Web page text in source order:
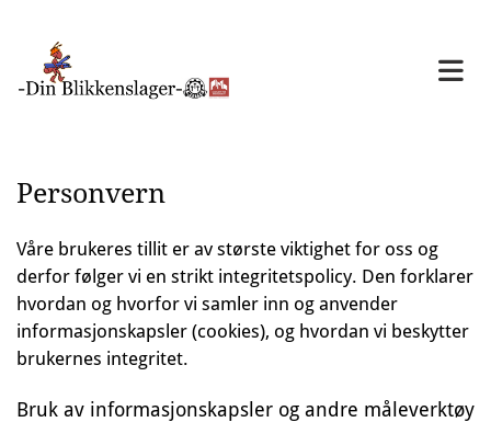
Personvern
Våre brukeres tillit er av største viktighet for oss og
derfor følger vi en strikt integritetspolicy. Den forklarer
hvordan og hvorfor vi samler inn og anvender
informasjonskapsler (cookies), og hvordan vi beskytter
brukernes integritet.
Bruk av informasjonskapsler og andre måleverktøy